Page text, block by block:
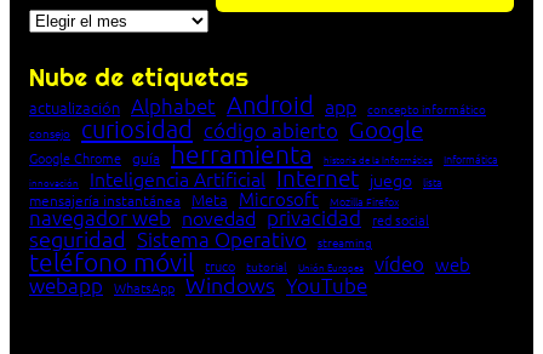
Archivos
Nube de etiquetas
actualización Alphabet Android app concepto informático
consejo
curiosidad código abierto Google
Google Chrome guía herramienta historia de la Informática Informática
innovación Inteligencia Artificial Internet juego lista
mensajería instantánea Meta Microsoft Mozilla Firefox
navegador web novedad privacidad red social
seguridad Sistema Operativo streaming
teléfono móvil truco tutorial Unión Europea vídeo web
webapp WhatsApp Windows YouTube